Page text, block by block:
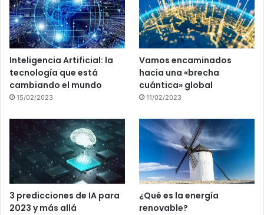
Inteligencia Artificial: la
tecnología que está
cambiando el mundo
15/02/2023
Vamos encaminados
hacia una «brecha
cuántica» global
11/02/2023
3 predicciones de IA para
2023 y más allá
¿Qué es la energía
renovable?